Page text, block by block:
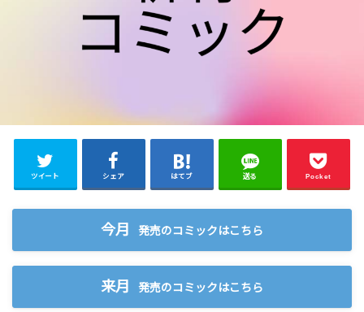
ツイート シェア はてブ 送る Pocket
今月 発売のコミックはこちら
来月 発売のコミックはこちら